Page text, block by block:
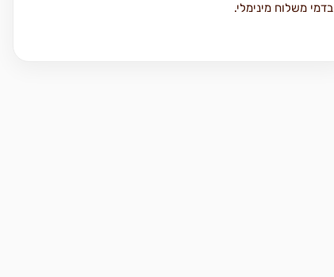
בדמי משלוח מינימלי.